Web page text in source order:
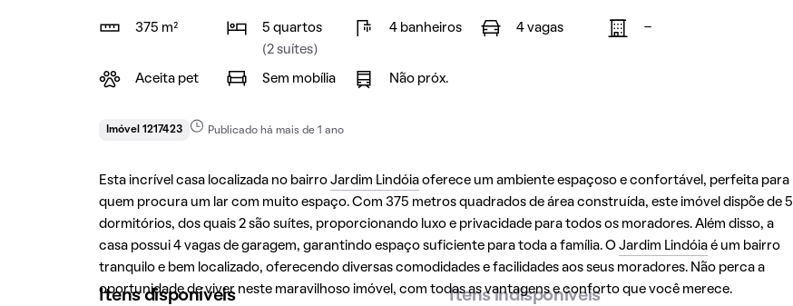
375 m²
5 quartos
(2 suítes)
4 banheiros 4 vagas -
Aceita pet Sem mobília Não próx.
Imóvel 1217423 Publicado há mais de 1 ano
Esta incrível casa localizada no bairro Jardim Lindóiaoferece um ambiente espaçoso e confortável, perfeita para
quem procura um lar com muito espaço. Com 375 metros quadrados de área construída, este imóvel dispõe de 5
dormitórios, dos quais 2 são suítes, proporcionando luxo e privacidade para todos os moradores. Além disso, a
casa possui 4 vagas de garagem, garantindo espaço suficiente para toda a família. O Jardim Lindóiaé um bairro
tranquilo e bem localizado, oferecendo diversas comodidades e facilidades aos seus moradores. Não perca a
oportunidade de viver neste maravilhoso imóvel, com todas as vantagens e conforto que você merece.
Itens disponíveis Itens indisponíveis